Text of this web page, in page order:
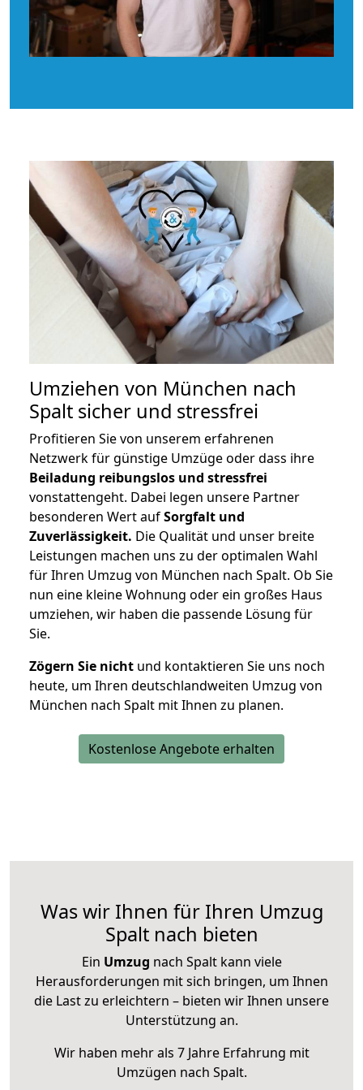
Umziehen von München nach
Spalt sicher und stressfrei
Profitieren Sie von unserem erfahrenen
Netzwerk für günstige Umzüge oder dass ihre
Beiladung reibungslos und stressfrei
vonstattengeht. Dabei legen unsere Partner
besonderen Wert aufSorgfalt und
Zuverlässigkeit. Die Qualität und unser breite
Leistungen machen uns zu der optimalen Wahl
für Ihren Umzug von München nach Spalt. Ob Sie
nun eine kleine Wohnung oder ein großes Haus
umziehen, wir haben die passende Lösung für
Sie.
Zögern Sie nicht und kontaktieren Sie uns noch
heute, um Ihren deutschlandweiten Umzug von
München nach Spalt mit Ihnen zu planen.
Kostenlose Angebote erhalten
Was wir Ihnen für Ihren Umzug
Spalt nach bieten
Ein Umzug nach Spalt kann viele
Herausforderungen mit sich bringen, um Ihnen
die Last zu erleichtern – bieten wir Ihnen unsere
Unterstützung an.
Wir haben mehr als 7 Jahre Erfahrung mit
Umzügen nach Spalt.